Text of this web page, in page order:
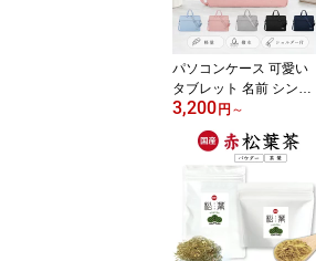
ル錠 送料無料 栄養補助
食品
パソコンケース 可愛い
タブレット 名前 シンプ
ル 小学 中学 ショルダー
名入れ 通勤 パソコンバ
ッグ ランドセル chrome
book ケース 12インチ 14
インチ ipad 小さめ ショ
ルダー付 シンプル クロ
ームブック pcケース
【楽天1位】
3,200円 ～